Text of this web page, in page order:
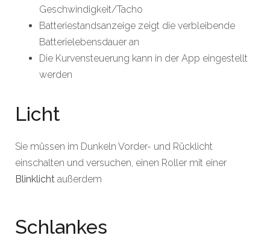
Geschwindigkeit/Tacho
Batteriestandsanzeige zeigt die verbleibende
Batterielebensdauer an
Die Kurvensteuerung kann in der App eingestellt
werden
Licht
Sie müssen im Dunkeln Vorder- und Rücklicht
einschalten und versuchen, einen Roller mit einer
Blinklicht außerdem
Schlankes